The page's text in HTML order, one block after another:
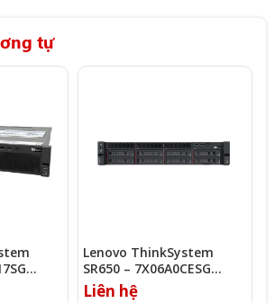
tự
Lenovo ThinkSystem
SR650 – 7X06A0CESG
(Silver 4208/16GB/930-8i)
Liên hệ